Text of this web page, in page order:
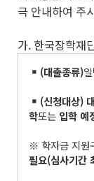
극 안내하여 주
가. 한국장학재
(대출종류)
(신청대상)
학또는 입학 예
※ 학자금 지원
필요(심사기간